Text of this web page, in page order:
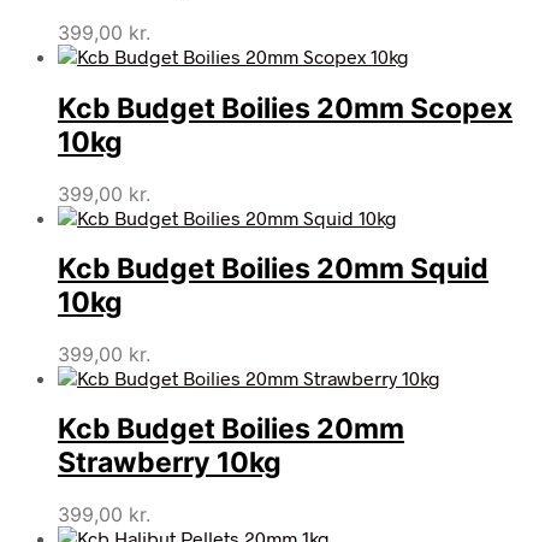
399,00 kr.
Kcb Budget Boilies 20mm Scopex
10kg
399,00 kr.
Kcb Budget Boilies 20mm Squid
10kg
399,00 kr.
Kcb Budget Boilies 20mm
Strawberry 10kg
399,00 kr.